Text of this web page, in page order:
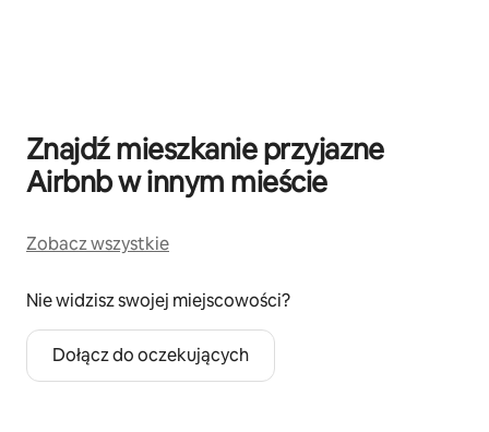
Znajdź mieszkanie przyjazne
Airbnb w innym mieście
Zobacz wszystkie
Nie widzisz swojej miejscowości?
Dołącz do oczekujących